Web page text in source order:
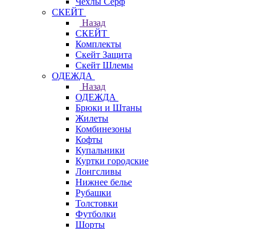
СКЕЙТ
Назад
СКЕЙТ
Комплекты
Скейт Защита
Скейт Шлемы
ОДЕЖДА
Назад
ОДЕЖДА
Брюки и Штаны
Жилеты
Комбинезоны
Кофты
Купальники
Куртки городские
Лонгсливы
Нижнее белье
Рубашки
Толстовки
Футболки
Шорты